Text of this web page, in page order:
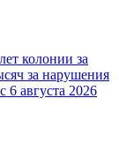
колонии за
за нарушения
6 августа 2026